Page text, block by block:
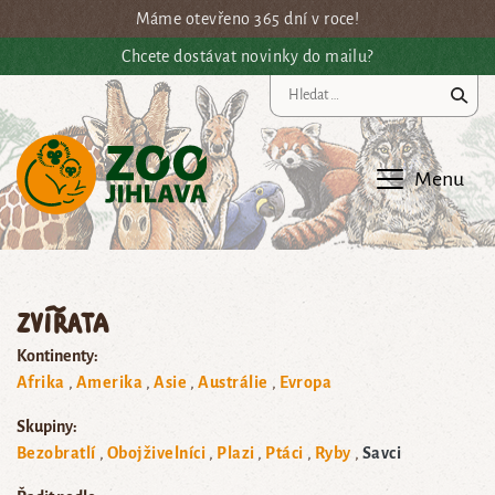
Přejít na hlavní obsahMáme otevřeno 365 dní v roce!
Chcete dostávat novinky do mailu?
Menu
Zvířata
Kontinenty:
Afrika
Amerika Asie Austrálie Evropa
Skupiny:
Bezobratlí
Obojživelníci Plazi Ptáci Ryby Savci